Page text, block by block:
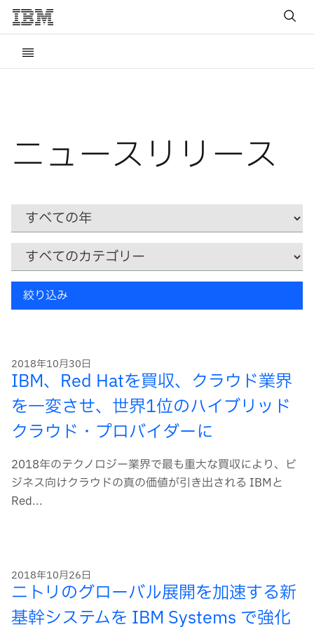
ニュースリリース
Year
カ
ゴ
リ
キ
ワ
絞り込み
2018年10月30日
IBM、Red Hatを買収、クラウド業界
を一変させ、世界1位のハイブリッド
クラウド・プロバイダーに
2018年のテクノロジー業界で最も重大な買収により、ビ
ジネス向けクラウドの真の価値が引き出される IBMと
Red...
2018年10月26日
ニトリのグローバル展開を加速する新
基幹システムを IBM Systems で強化